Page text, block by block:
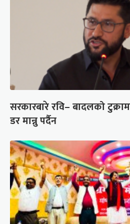
सरकारबारे रवि– बादलको
डर मान्नु पर्दैन